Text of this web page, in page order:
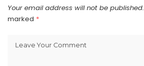
Your email address will not be published.
marked *